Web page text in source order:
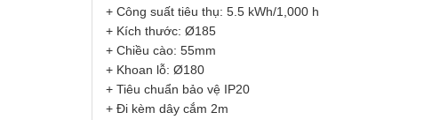
+ Công suất tiêu thụ: 5.5 kWh/1,000 h
+ Kích thước: Ø185
+ Chiều cào: 55mm
+ Khoan lỗ: Ø180
+ Tiêu chuẩn bảo vệ IP20
+ Đi kèm dây cắm 2m